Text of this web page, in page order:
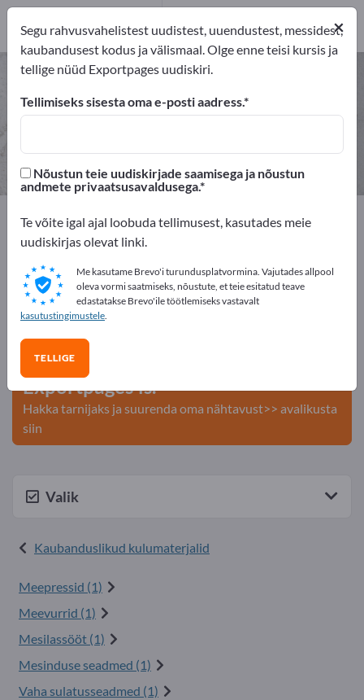
Mesilatarvikud – leidke tootjaid ja
tarnijaid
Exportpages
Toor- ja toimeained
Kaubanduslikud kulumaterjalid
Reklaamige tasuta Exportpages'is!
Vajadused – Pakkumised – Kasutatud kaubad –
Ärikontaktid >> alustage siit
Avalikusta oma ettevõte ja tooted
Exportpages'is.
Hakka tarnijaks ja suurenda oma nähtavust>> avalikusta
siin
Valik
Kaubanduslikud kulumaterjalid
Meepressid (1)
Meevurrid (1)
Mesilassööt (1)
Mesinduse seadmed (1)
Vaha sulatusseadmed (1)
×
Segu rahvusvahelistest uudistest, uuendustest, messidest,
kaubandusest kodus ja välismaal. Olge enne teisi kursis ja
tellige nüüd Exportpages uudiskiri.
Tellimiseks sisesta oma e-posti aadress.
Nõustun teie uudiskirjade saamisega ja nõustun
andmete privaatsusavaldusega.
Te võite igal ajal loobuda tellimusest, kasutades meie
uudiskirjas olevat linki.
Me kasutame Brevo'i turundusplatvormina. Vajutades allpool
oleva vormi saatmiseks, nõustute, et teie esitatud teave
edastatakse Brevo'ile töötlemiseks vastavalt
kasutustingimustele.
TELLIGE